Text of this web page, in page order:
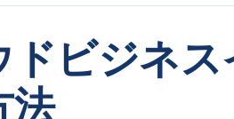
ドビジネ
法